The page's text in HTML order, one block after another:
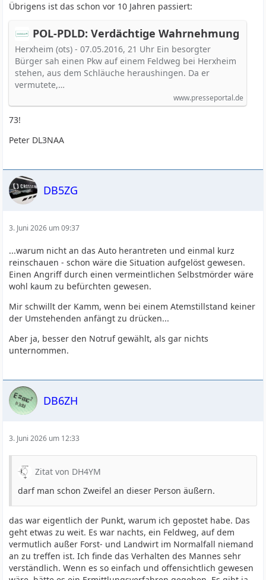
Übrigens ist das schon vor 10 Jahren passiert:
POL-PDLD: Verdächtige Wahrnehmung
Herxheim (ots) - 07.05.2016, 21 Uhr Ein besorgter
Bürger sah einen Pkw auf einem Feldweg bei Herxheim
stehen, aus dem Schläuche heraushingen. Da er
vermutete,…
www.presseportal.de
73!
Peter DL3NAA
DB5ZG
3. Juni 2026 um 09:37
...warum nicht an das Auto herantreten und einmal kurz
reinschauen - schon wäre die Situation aufgelöst gewesen.
Einen Angriff durch einen vermeintlichen Selbstmörder wäre
wohl kaum zu befürchten gewesen.
Mir schwillt der Kamm, wenn bei einem Atemstillstand keiner
der Umstehenden anfängt zu drücken...
Aber ja, besser den Notruf gewählt, als gar nichts
unternommen.
DB6ZH
3. Juni 2026 um 12:33
Zitat von DH4YM
darf man schon Zweifel an dieser Person äußern.
das war eigentlich der Punkt, warum ich gepostet habe. Das
geht etwas zu weit. Es war nachts, ein Feldweg, auf dem
vermutlich außer Forst- und Landwirt im Normalfall niemand
an zu treffen ist. Ich finde das Verhalten des Mannes sehr
verständlich. Wenn es so einfach und offensichtlich gewesen